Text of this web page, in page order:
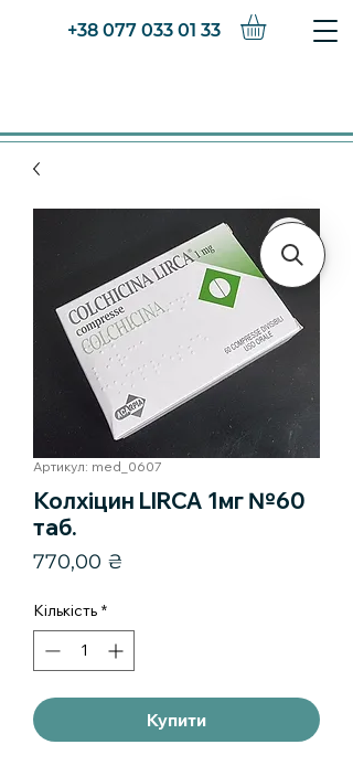
+38 077 033 01 33
Артикул: med_0607
Колхіцин LIRCA 1мг №60
таб.
770,00 ₴
Кількість *
Купити